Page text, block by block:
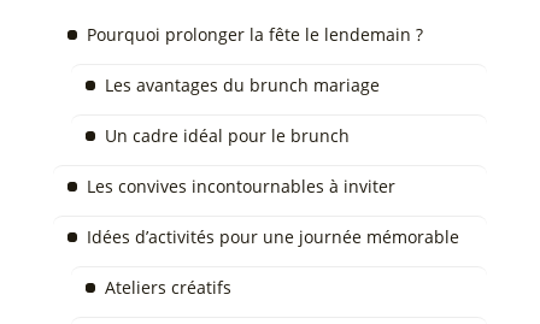
Pourquoi prolonger la fête le lendemain ?
Les avantages du brunch mariage
Un cadre idéal pour le brunch
Les convives incontournables à inviter
Idées d’activités pour une journée mémorable
Ateliers créatifs